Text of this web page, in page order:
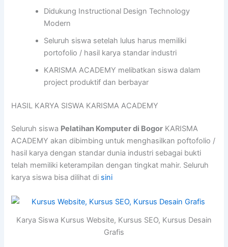
Didukung Instructional Design Technology
Modern
Seluruh siswa setelah lulus harus memiliki
portofolio / hasil karya standar industri
KARISMA ACADEMY melibatkan siswa dalam
project produktif dan berbayar
HASIL KARYA SISWA KARISMA ACADEMY
Seluruh siswa Pelatihan Komputer di Bogor KARISMA
ACADEMY akan dibimbing untuk menghasilkan poftofolio /
hasil karya dengan standar dunia industri sebagai bukti
telah memiliki keterampilan dengan tingkat mahir. Seluruh
karya siswa bisa dilihat di sini
Karya Siswa Kursus Website, Kursus SEO, Kursus Desain
Grafis